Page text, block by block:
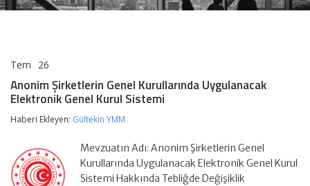
Tem 26
Genel
Kurullarında
Elektronik
Kurul
Sistemi
için
Anonim Şirketlerin Genel Kurullarında Uygulanacak
Elektronik Genel Kurul Sistemi
Haberi Ekleyen: Gültekin YMM
Mevzuatın Adı: Anonim Şirketlerin Genel
Kurullarında Uygulanacak Elektronik Genel Kurul
Sistemi Hakkında Tebliğde Değişiklik